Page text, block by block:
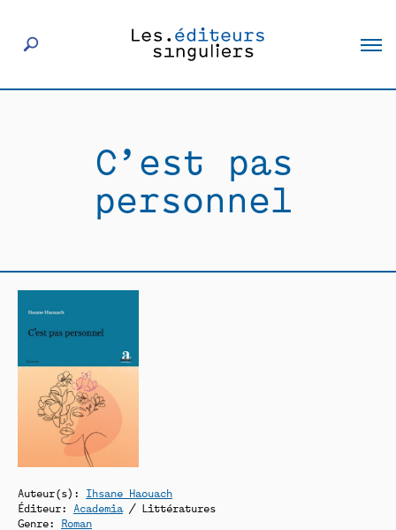
Actualités
Rencontres
C’est pas
personnel
Auteur(s): Ihsane Haouach
Éditeur: Academia/ Littératures
Genre: Roman